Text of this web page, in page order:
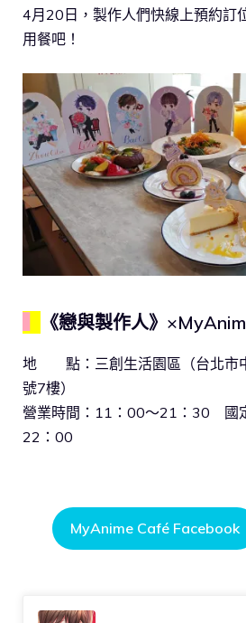
4月20日，製作人們快線上預約訂
用餐吧！
《戀與製作人》
地 點：三創生活園區（台北市
號7樓）
營業時間：11：00～21：30 國
22：00
MyAnime Café Facebook